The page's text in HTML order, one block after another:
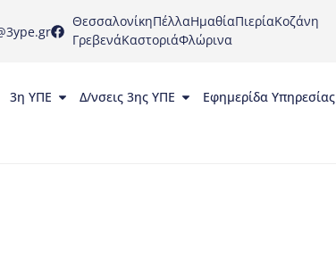
ΘεσσαλονίκηΠέλλαΗμαθίαΠιερίαΚοζάνη
ΓρεβενάΚαστοριάΦλώρινα
3η ΥΠΕ Δ/νσεις 3ης ΥΠΕ Εφημερίδα Υπηρεσίας